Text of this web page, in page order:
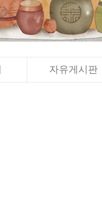
자유게시판